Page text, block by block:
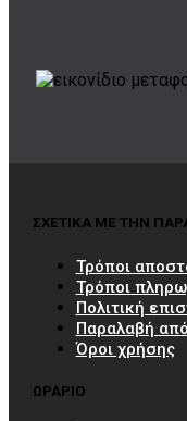
ΣΧΕΤΙΚΑ ΜΕ ΤΗΝ
Τρόποι
Τρόποι
Πολιτική
Παραλαβή
Όροι χρήσης
ΩΡΑΡΙΟ